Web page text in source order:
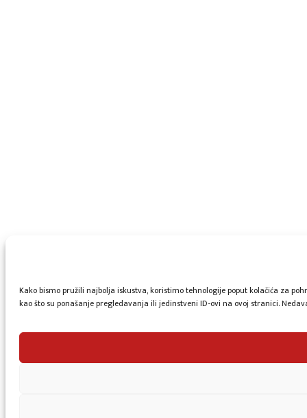
Kako bismo pružili najbolja iskustva, koristimo tehnologije poput kolačića za
kao što su ponašanje pregledavanja ili jedinstveni ID-ovi na ovoj stranici.